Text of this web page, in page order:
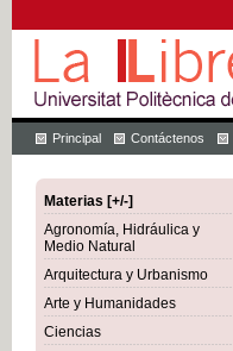
Principal Contáctenos
Materias [+/-]
Agronomía, Hidráulica y
Medio Natural
Arquitectura y Urbanismo
Arte y Humanidades
Ciencias